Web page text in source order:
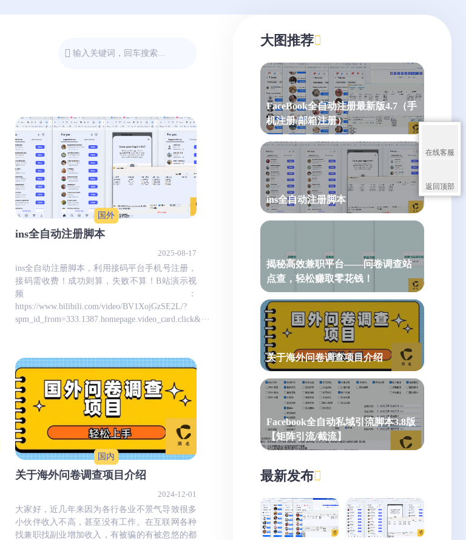
在线客服
返回顶部
国外
ins全自动注册脚本
2025-08-17
ins全自动注册脚本，利用接码平台手机号注册，
接码需收费！成功则算，失败不算！B站演示视
频：
https://www.bilibili.com/video/BV1XojGzSE2L/?
spm_id_from=333.1387.homepage.video_card.click&···
国内
关于海外问卷调查项目介绍
2024-12-01
大家好，近几年来因为各行各业不景气导致很多
小伙伴收入不高，甚至没有工作。在互联网各种
找兼职找副业增加收入，有被骗的有被忽悠的都
大图推荐
FaceBook全自动注册最新版4.7（手
机注册/邮箱注册）
ins全自动注册脚本
揭秘高效兼职平台——问卷调查站
点查，轻松赚取零花钱！
关于海外问卷调查项目介绍
Facebook全自动私域引流脚本3.8版
【矩阵引流/截流】
最新发布